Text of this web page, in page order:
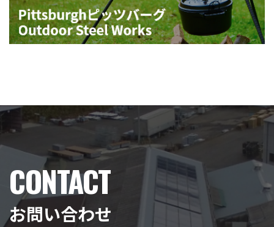
CONTACT
お問い合わせ